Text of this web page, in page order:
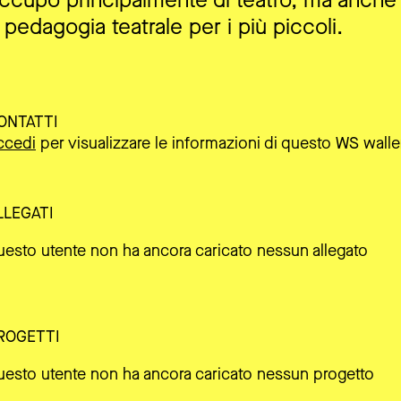
teatrale per i più piccoli.
per visualizzare le informazioni di questo WS
utente non ha ancora caricato nessun allegato
utente non ha ancora caricato nessun progetto